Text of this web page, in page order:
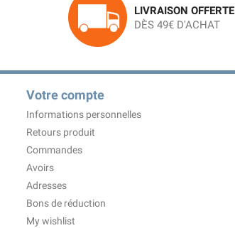
LIVRAISON OFFERTE
DÈS 49€ D'ACHAT
Votre compte
Informations personnelles
Retours produit
Commandes
Avoirs
Adresses
Bons de réduction
My wishlist